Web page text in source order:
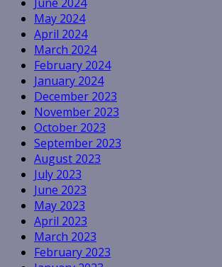
May 2024
April 2024
March 2024
February 2024
January 2024
December 2023
November 2023
October 2023
September 2023
August 2023
July 2023
June 2023
May 2023
April 2023
March 2023
February 2023